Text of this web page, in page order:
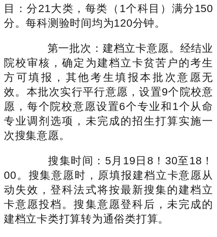
目：分21大类，每类（1个科目）满分150
分。每科测验时间均为120分钟。
第一批次：建档立卡意愿。经结业
院校审核，确定为建档立卡贫苦户的考生
方可填报，其他考生填报本批次意愿无
效。本批次实行平行意愿，设置9个院校意
愿，每个院校意愿设置6个专业和1个从命
专业调剂选项，未完成的招生打算实施一
次搜集意愿。
搜集时间：5月19日8！30至18！
00。搜集意愿时，原填报建档立卡意愿从
动失效，登科法式将按最新搜集的建档立
卡意愿投档。搜集意愿登科后，未完成的
建档立卡类打算转为通俗类打算。